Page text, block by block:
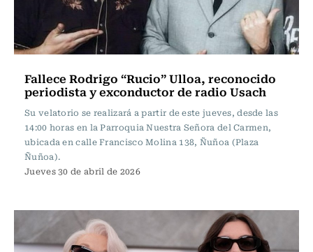
Fallece Rodrigo “Rucio” Ulloa, reconocido
periodista y exconductor de radio Usach
Su velatorio se realizará a partir de este jueves, desde las
14:00 horas en la Parroquia Nuestra Señora del Carmen,
ubicada en calle Francisco Molina 138, Ñuñoa (Plaza
Ñuñoa).
Jueves 30 de abril de 2026